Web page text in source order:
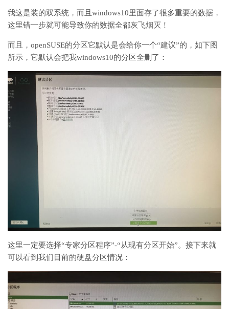
我这是装的双系统，而且windows10里面存了很多重要的数据，
这里错一步就可能导致你的数据全都灰飞烟灭！
而且，openSUSE的分区它默认是会给你一个“建议”的，如下图
所示，它默认会把我windows10的分区全删了：
这里一定要选择“专家分区程序”-“从现有分区开始”。接下来就
可以看到我们目前的硬盘分区情况：